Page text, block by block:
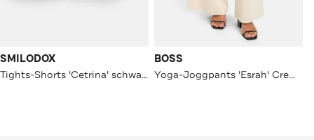
SMILODOX
Tights-Shorts 'Cetrina' schwarz
BOSS
Yoga-Joggpants 'Esrah' Creme